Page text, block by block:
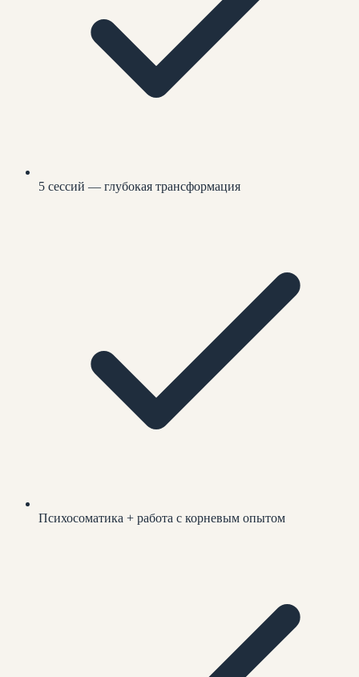
5 сессий — глубокая трансформация
Психосоматика + работа с корневым опытом